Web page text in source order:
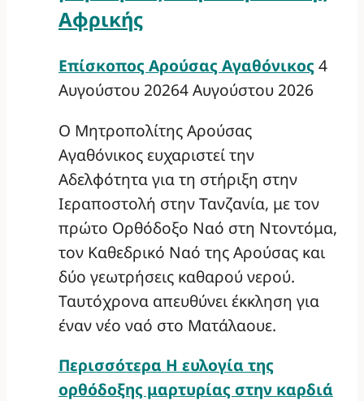
Αφρικής
Επίσκοπος Αρούσας Αγαθόνικος 4
Αυγούστου 20264 Αυγούστου 2026
Ο Μητροπολίτης Αρούσας
Αγαθόνικος ευχαριστεί την
Αδελφότητα για τη στήριξη στην
Ιεραποστολή στην Τανζανία, με τον
πρώτο Ορθόδοξο Ναό στη Ντοντόμα,
τον Καθεδρικό Ναό της Αρούσας και
δύο γεωτρήσεις καθαρού νερού.
Ταυτόχρονα απευθύνει έκκληση για
έναν νέο ναό στο Ματάλαουε.
Περισσότερα Η ευλογία της
ορθόδοξης μαρτυρίας στην καρδιά